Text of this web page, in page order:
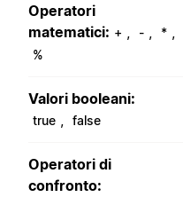
Operatori
matematici: + - *
%
Valori booleani:
true false
Operatori di
confronto: